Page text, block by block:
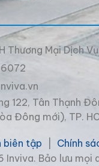
Thương Mại Dịch
122, Tân Thạnh
Đông mới), TP.
biên tập
Chính
Inviva. Bảo lưu mọi